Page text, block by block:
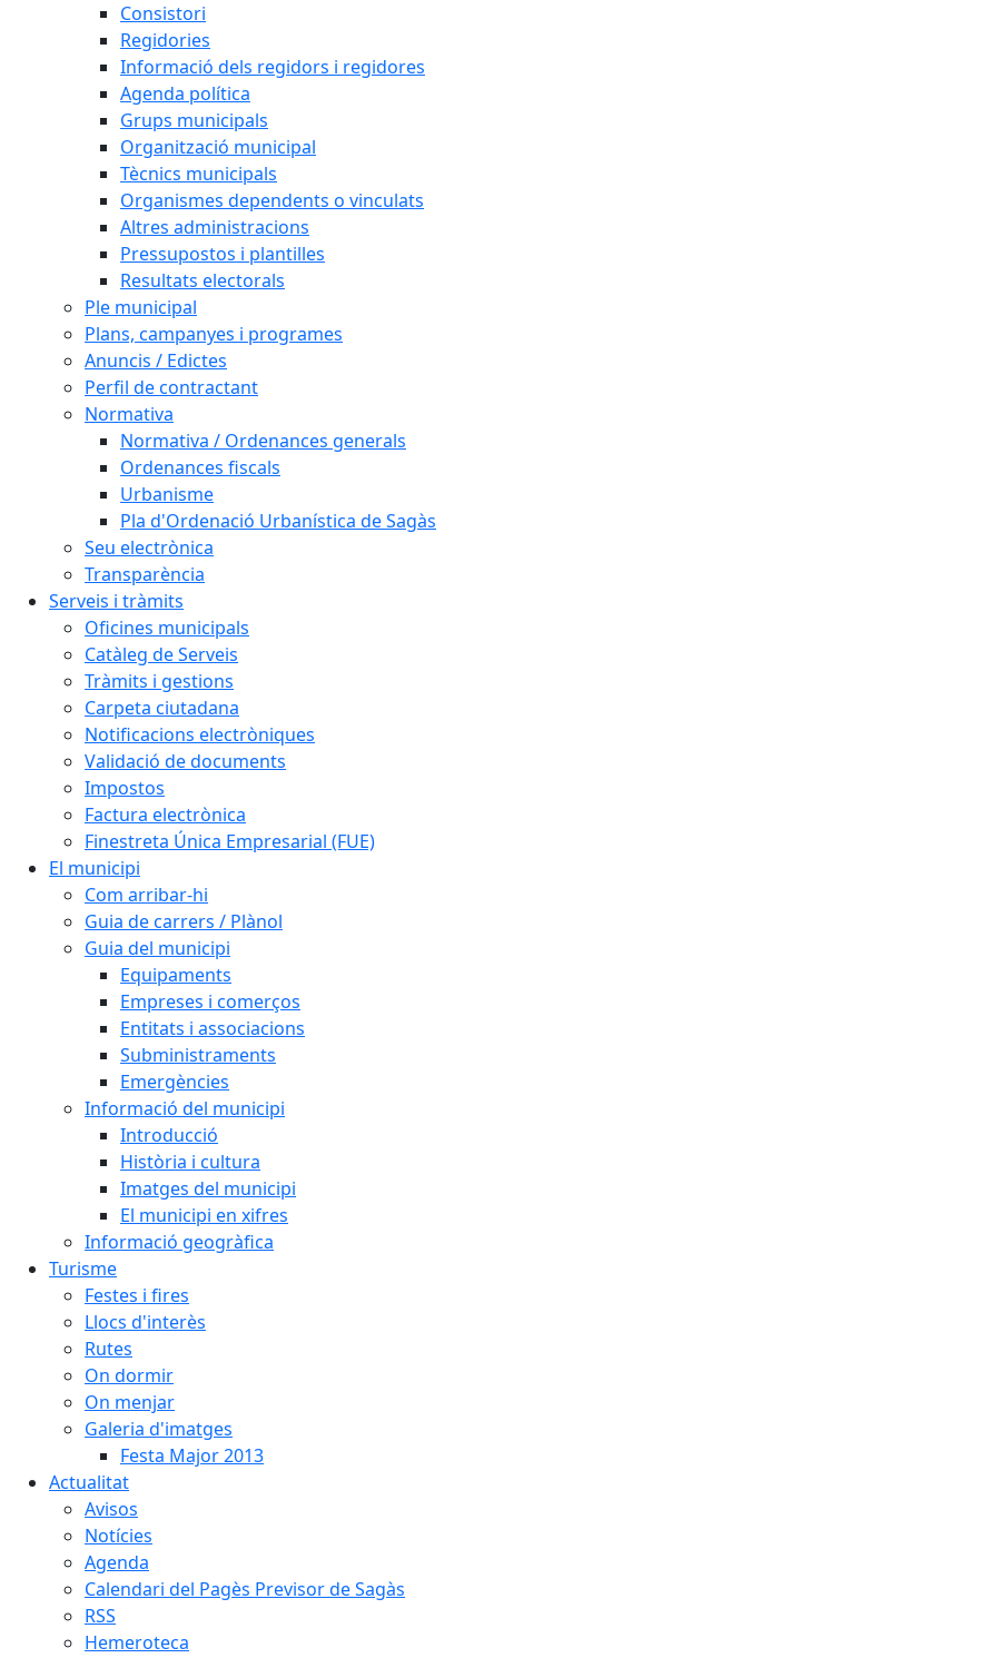
Consistori
Regidories
Informació dels regidors i regidores
Agenda política
Grups municipals
Organització municipal
Tècnics municipals
Organismes dependents o vinculats
Altres administracions
Pressupostos i plantilles
Resultats electorals
Ple municipal
Plans, campanyes i programes
Anuncis / Edictes
Perfil de contractant
Normativa
Normativa / Ordenances generals
Ordenances fiscals
Urbanisme
Pla d'Ordenació Urbanística de Sagàs
Seu electrònica
Transparència
Serveis i tràmits
Oficines municipals
Catàleg de Serveis
Tràmits i gestions
Carpeta ciutadana
Notificacions electròniques
Validació de documents
Impostos
Factura electrònica
Finestreta Única Empresarial (FUE)
El municipi
Com arribar-hi
Guia de carrers / Plànol
Guia del municipi
Equipaments
Empreses i comerços
Entitats i associacions
Subministraments
Emergències
Informació del municipi
Introducció
Història i cultura
Imatges del municipi
El municipi en xifres
Informació geogràfica
Turisme
Festes i fires
Llocs d'interès
Rutes
On dormir
On menjar
Galeria d'imatges
Festa Major 2013
Actualitat
Avisos
Notícies
Agenda
Calendari del Pagès Previsor de Sagàs
RSS
Hemeroteca